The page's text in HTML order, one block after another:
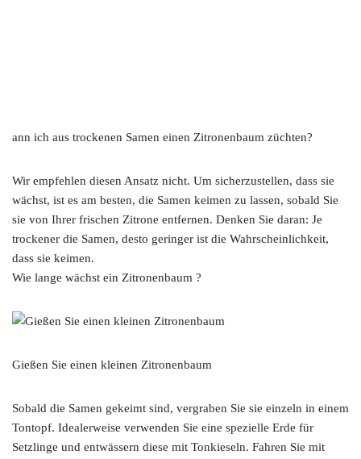
ann ich aus trockenen Samen einen Zitronenbaum züchten?
Wir empfehlen diesen Ansatz nicht. Um sicherzustellen, dass sie
wächst, ist es am besten, die Samen keimen zu lassen, sobald Sie
sie von Ihrer frischen Zitrone entfernen. Denken Sie daran: Je
trockener die Samen, desto geringer ist die Wahrscheinlichkeit,
dass sie keimen.
Wie lange wächst ein Zitronenbaum ?
Gießen Sie einen kleinen Zitronenbaum
Sobald die Samen gekeimt sind, vergraben Sie sie einzeln in einem
Tontopf. Idealerweise verwenden Sie eine spezielle Erde für
Setzlinge und entwässern diese mit Tonkieseln. Fahren Sie mit